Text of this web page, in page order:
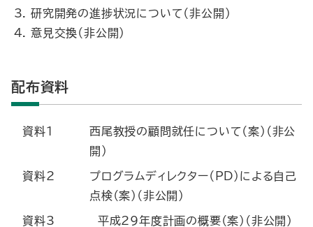
研究開発の進捗状況について（非公開）
意見交換（非公開）
配布資料
資料1
西尾教授の顧問就任について（案）（非公
開）
資料2
プログラムディレクター（PD）による自己
点検（案）（非公開）
資料3 平成29年度計画の概要（案）（非公開）